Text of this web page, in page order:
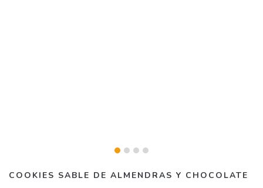
COOKIES SABLE DE ALMENDRAS Y CHOCOLATE